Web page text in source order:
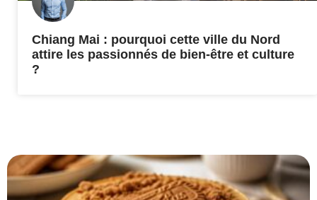
Chiang Mai : pourquoi cette ville du Nord
attire les passionnés de bien-être et culture
?